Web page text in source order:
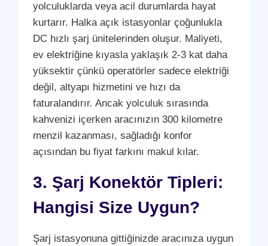
yolculuklarda veya acil durumlarda hayat
kurtarır. Halka açık istasyonlar çoğunlukla
DC hızlı şarj ünitelerinden oluşur. Maliyeti,
ev elektriğine kıyasla yaklaşık 2-3 kat daha
yüksektir çünkü operatörler sadece elektriği
değil, altyapı hizmetini ve hızı da
faturalandırır. Ancak yolculuk sırasında
kahvenizi içerken aracınızın 300 kilometre
menzil kazanması, sağladığı konfor
açısından bu fiyat farkını makul kılar.
3. Şarj Konektör Tipleri:
Hangisi Size Uygun?
Şarj istasyonuna gittiğinizde aracınıza uygun